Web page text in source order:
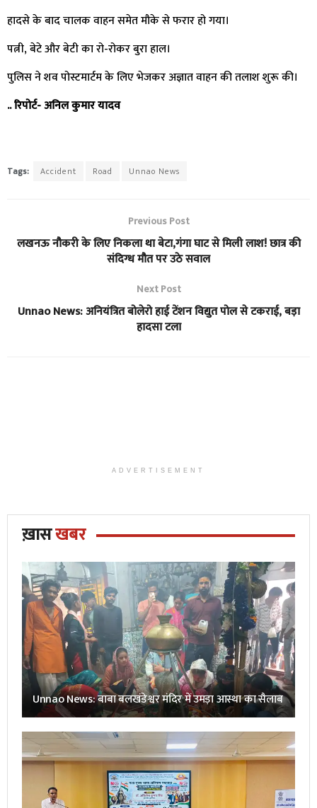
हादसे के बाद चालक वाहन समेत मौके से फरार हो गया।
पत्नी, बेटे और बेटी का रो-रोकर बुरा हाल।
पुलिस ने शव पोस्टमार्टम के लिए भेजकर अज्ञात वाहन की तलाश शुरू की।
.. रिपोर्ट- अनिल कुमार यादव
Tags: Accident Road Unnao News
Previous Post
लखनऊ नौकरी के लिए निकला था बेटा,गंगा घाट से मिली लाश! छात्र की
संदिग्ध मौत पर उठे सवाल
Next Post
Unnao News: अनियंत्रित बोलेरो हाई टेंशन विद्युत पोल से टकराई, बड़ा
हादसा टला
ADVERTISEMENT
ख़ासखबर
Unnao News: बाबा बलखंडेश्वर मंदिर में उमड़ा आस्था का सैलाब